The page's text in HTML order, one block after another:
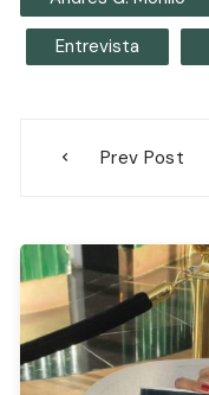
Entrevista
Prev Post